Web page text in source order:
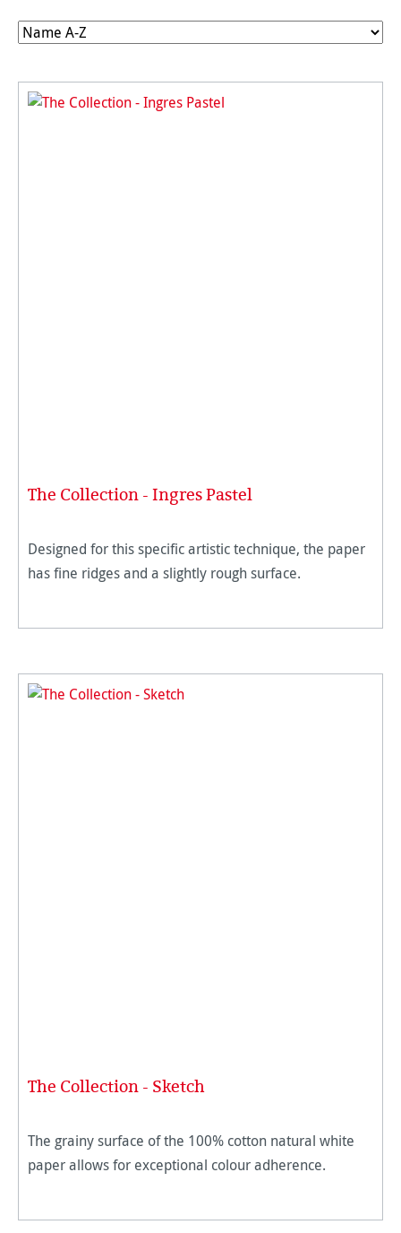
The Collection - Ingres Pastel
Designed for this specific artistic technique, the paper
has fine ridges and a slightly rough surface.
The Collection - Sketch
The grainy surface of the 100% cotton natural white
paper allows for exceptional colour adherence.